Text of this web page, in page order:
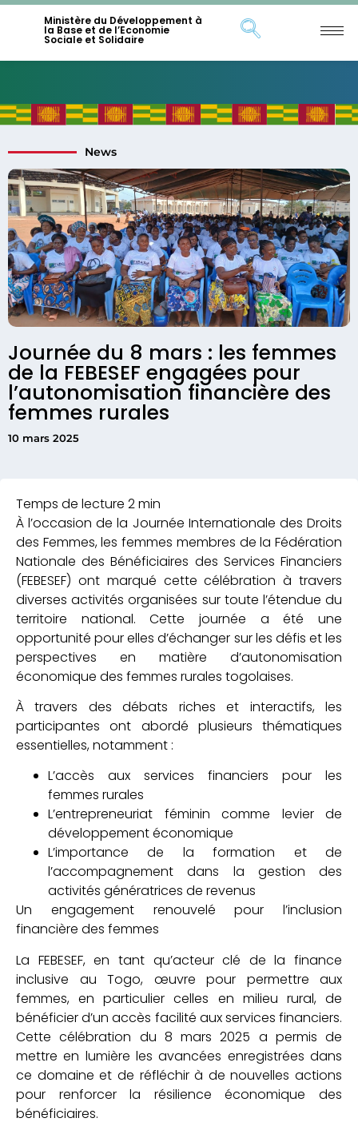
Ministère du Développement à
la Base et de l’Economie
Sociale et Solidaire
Journée du 8 mars : les femmes
de la FEBESEF engagées pour
l’autonomisation financière des
femmes rurales
10 mars 2025
News
À l’occasion de la Journée Internationale des Droits
des Femmes, les femmes membres de la Fédération
Nationale des Bénéficiaires des Services Financiers
(FEBESEF) ont marqué cette célébration à travers
diverses activités organisées sur toute l’étendue du
territoire national. Cette journée a été une
opportunité pour elles d’échanger sur les défis et les
perspectives en matière d’autonomisation
économique des femmes rurales togolaises.
À travers des débats riches et interactifs, les
participantes ont abordé plusieurs thématiques
essentielles, notamment :
L’accès aux services financiers pour les
femmes rurales
L’entrepreneuriat féminin comme levier de
développement économique
L’importance de la formation et de
l’accompagnement dans la gestion des
activités génératrices de revenus
Un engagement renouvelé pour l’inclusion
financière des femmes
La FEBESEF, en tant qu’acteur clé de la finance
inclusive au Togo, œuvre pour permettre aux
femmes, en particulier celles en milieu rural, de
bénéficier d’un accès facilité aux services financiers.
Cette célébration du 8 mars 2025 a permis de
mettre en lumière les avancées enregistrées dans
ce domaine et de réfléchir à de nouvelles actions
pour renforcer la résilience économique des
bénéficiaires.